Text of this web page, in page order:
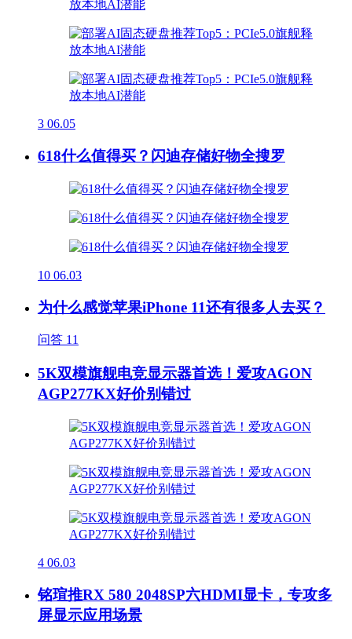
3 06.05
618什么值得买？闪迪存储好物全搜罗
10 06.03
为什么感觉苹果iPhone 11还有很多人去买？
问答 11
5K双模旗舰电竞显示器首选！爱攻AGON
AGP277KX好价别错过
4 06.03
铭瑄推RX 580 2048SP六HDMI显卡，专攻多
屏显示应用场景